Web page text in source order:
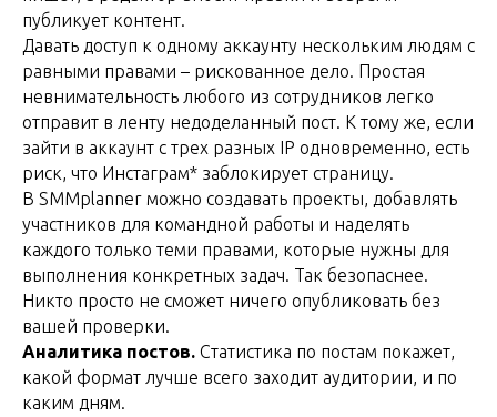
публикует контент.
Давать доступ к одному аккаунту нескольким людям с
равными правами – рискованное дело. Простая
невнимательность любого из сотрудников легко
отправит в ленту недоделанный пост. К тому же, если
зайти в аккаунт с трех разных IP одновременно, есть
риск, что Инстаграм* заблокирует страницу.
В SMMplanner можно создавать проекты, добавлять
участников для командной работы и наделять
каждого только теми правами, которые нужны для
выполнения конкретных задач. Так безопаснее.
Никто просто не сможет ничего опубликовать без
вашей проверки.
Аналитика постов. Статистика по постам покажет,
какой формат лучше всего заходит аудитории, и по
каким дням.